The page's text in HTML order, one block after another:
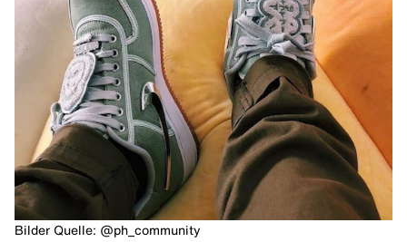
Bilder Quelle: @ph_community